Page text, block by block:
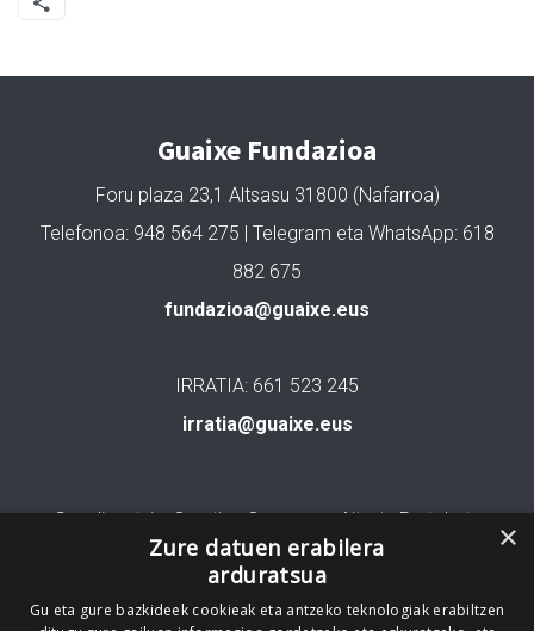
Guaixe Fundazioa
Foru plaza 23,1 Altsasu 31800 (Nafarroa)
Telefonoa: 948 564 275 | Telegram eta WhatsApp: 618
882 675
fundazioa@guaixe.eus
IRRATIA: 661 523 245
irratia@guaixe.eus
Gure lizentzia: Creative Commons Aitortu Partekatu
Codesyntaxek garatua
×
Zure datuen erabilera
arduratsua
Gu eta gure bazkideek cookieak eta antzeko teknologiak erabiltzen